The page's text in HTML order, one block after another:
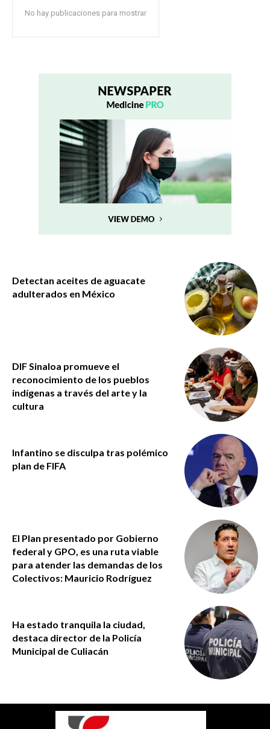
No hay publicaciones para mostrar
Detectan aceites de aguacate
adulterados en México
DIF Sinaloa promueve el
reconocimiento de los pueblos
indígenas a través del arte y la
cultura
Infantino se disculpa tras polémico
plan de FIFA
El Plan presentado por Gobierno
federal y GPO, es una ruta viable
para atender las demandas de los
Colectivos: Mauricio Rodríguez
Ha estado tranquila la ciudad,
destaca director de la Policía
Municipal de Culiacán